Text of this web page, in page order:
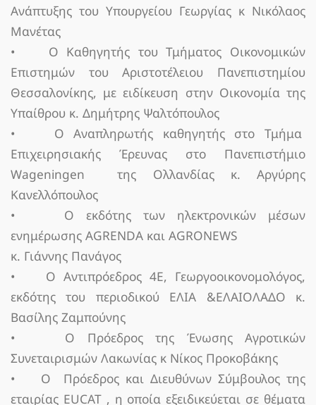
Ανάπτυξης του Υπουργείου Γεωργίας κ Νικόλαος
Μανέτας
• Ο Καθηγητής του Τμήματος Οικονομικών
Επιστημών του Αριστοτέλειου Πανεπιστημίου
Θεσσαλονίκης, με ειδίκευση στην Οικονομία της
Υπαίθρου κ. Δημήτρης Ψαλτόπουλος
• Ο Αναπληρωτής καθηγητής στο Τμήμα
Επιχειρησιακής Έρευνας στο Πανεπιστήμιο
Wageningen της Ολλανδίας κ. Αργύρης
Κανελλόπουλος
• Ο εκδότης των ηλεκτρονικών μέσων
ενημέρωσης AGRENDA και AGRONEWS
κ. Γιάννης Πανάγος
• Ο Αντιπρόεδρος 4Ε, Γεωργοοικονομολόγος,
εκδότης του περιοδικού ΕΛΙΑ &ΕΛΑΙΟΛΑΔΟ κ.
Βασίλης Ζαμπούνης
• Ο Πρόεδρος της Ένωσης Αγροτικών
Συνεταιρισμών Λακωνίας κ Νίκος Προκοβάκης
• O Πρόεδρος και Διευθύνων Σύμβουλος της
εταιρίας EUCAT , η οποία εξειδικεύεται σε θέματα